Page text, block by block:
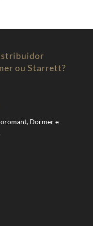
ou Starrett?
Dormer e